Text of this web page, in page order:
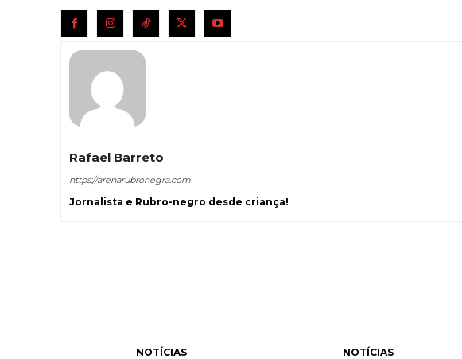
Rafael Barreto
https://arenarubronegra.com
Jornalista e Rubro-negro desde criança!
NOTÍCIAS NOTÍCIAS